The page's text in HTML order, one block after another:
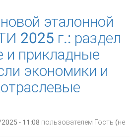
подходы и
возможности
эталонной
2025 г.: раздел
и прикладные
экономики и
- 11:08 пользователем Гость (не